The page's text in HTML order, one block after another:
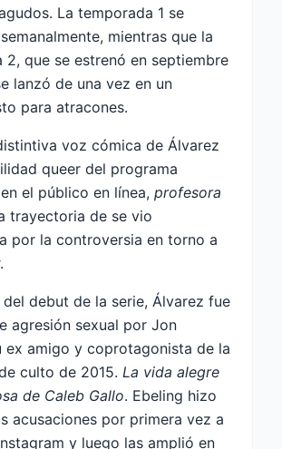
La temporada 1 se
mientras que la
2, que se estrenó en septiembre
lanzó de una vez en un
para atracones.
voz cómica de Álvarez
queer del programa
el público en línea, profesora
trayectoria de se vio
por la controversia en torno a
del debut de la serie, Álvarez fue
agresión sexual por Jon
ex amigo y coprotagonista de la
culto de 2015. La vida alegre
de Caleb Gallo. Ebeling hizo
acusaciones por primera vez a
y luego las amplió en